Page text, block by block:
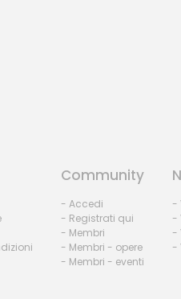
Community
- Accedi
- Registrati qui
- Membri
- Membri - opere
- Membri - eventi
-
-
-
-